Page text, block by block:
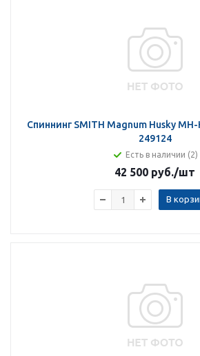
Спиннинг SMITH Magnum Husky
249124
Есть в наличии (2)
42 500 руб./шт
В